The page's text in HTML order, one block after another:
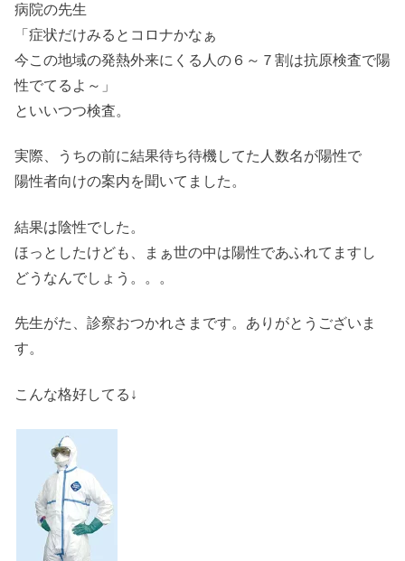
病院の先生
「症状だけみるとコロナかなぁ
今この地域の発熱外来にくる人の６～７割は抗原検査で陽
性でてるよ～」
といいつつ検査。
実際、うちの前に結果待ち待機してた人数名が陽性で
陽性者向けの案内を聞いてました。
結果は陰性でした。
ほっとしたけども、まぁ世の中は陽性であふれてますし
どうなんでしょう。。。
先生がた、診察おつかれさまです。ありがとうございま
す。
こんな格好してる↓